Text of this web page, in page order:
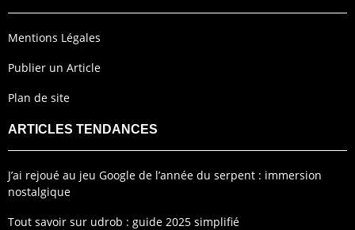
Mentions Légales
Publier un Article
Plan de site
ARTICLES TENDANCES
J’ai rejoué au jeu Google de l’année du serpent : immersion
nostalgique
Tout savoir sur udrob : guide 2025 simplifié